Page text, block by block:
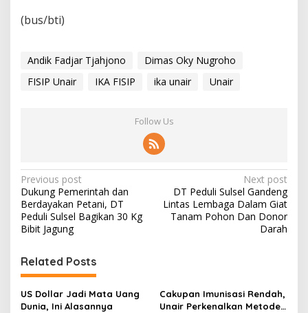
(bus/bti)
Andik Fadjar Tjahjono
Dimas Oky Nugroho
FISIP Unair
IKA FISIP ika unair Unair
Follow Us
P
o
s
n
a
v
Previous post
Dukung Pemerintah dan
Berdayakan Petani, DT
Peduli Sulsel Bagikan 30 Kg
Bibit Jagung
Next post
DT Peduli Sulsel Gandeng
Lintas Lembaga Dalam Giat
Tanam Pohon Dan Donor
Darah
Related Posts
US Dollar Jadi Mata Uang
Dunia, Ini Alasannya
Cakupan Imunisasi Rendah,
Unair Perkenalkan Metode